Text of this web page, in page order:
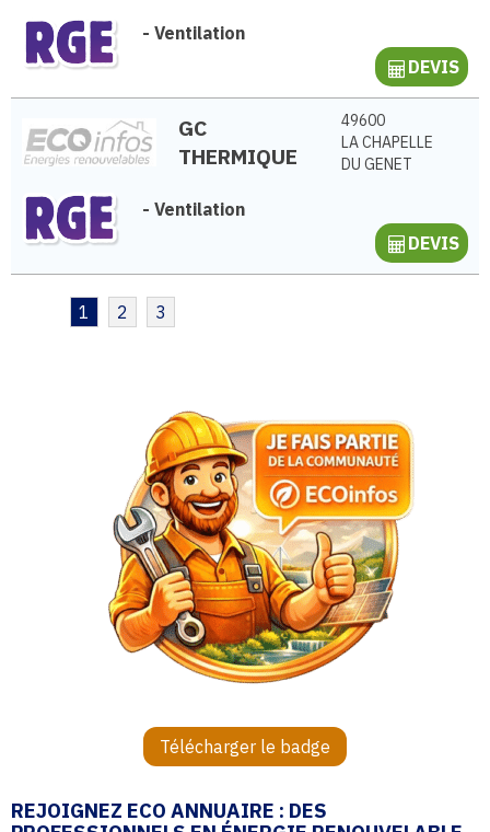
- Ventilation
DEVIS
GC
THERMIQUE
49600
LA CHAPELLE
DU GENET
- Ventilation
DEVIS
1 2 3
Télécharger le badge
REJOIGNEZ ECO ANNUAIRE : DES